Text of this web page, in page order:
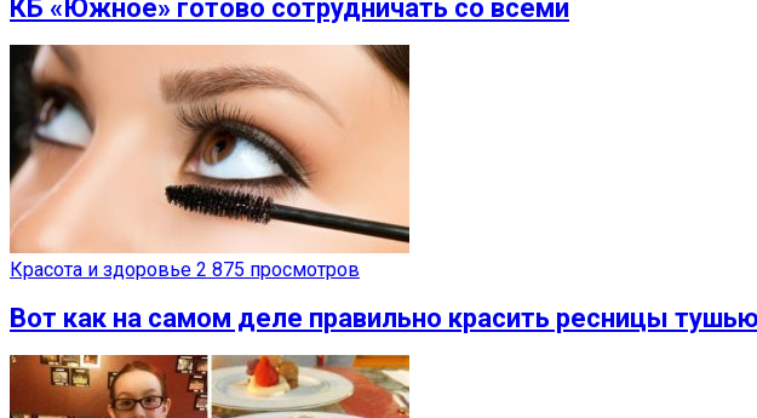
КБ «Южное» готово сотрудничать со всеми
Красота и здоровье 2 875 просмотров
Вот как на самом деле правильно красить ресницы тушью